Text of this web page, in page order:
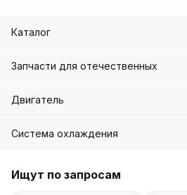
Каталог
Запчасти для отечественных
Двигатель
Система охлаждения
Ищут по запросам